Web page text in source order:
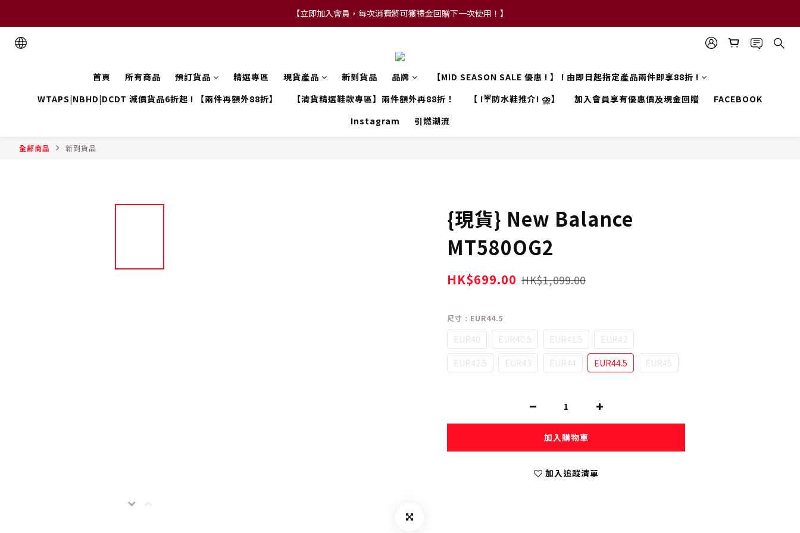
【FLASH SALE 兩件指定現貨產品即享88折】
【立即加入會員，每次消費將可獲禮金回贈下一次使用！】
首頁 所有商品 預訂貨品 精選專區 現貨產品 新到貨品 品牌
【MID SEASON SALE 優惠 ! 】 ! 由即日起指定產品兩件即享88折 !
WTAPS|NBHD|DCDT 減價貨品6折起 ! 【兩件再額外88折】
【清貨精選鞋款專區】兩件額外再88折！ 【 !☔防水鞋推介! ⛈️】 加入會員享有優惠價及現金回贈
FACEBOOK
Instagram
引燃潮流
全部商品 新到貨品
{現貨} New Balance
MT580OG2
HK$699.00 HK$1,099.00
尺寸 : EUR44.5
EUR40 EUR40.5 EUR41.5
EUR42
EUR42.5
EUR43 EUR44 EUR44.5 EUR45
加入購物車
加入追蹤清單